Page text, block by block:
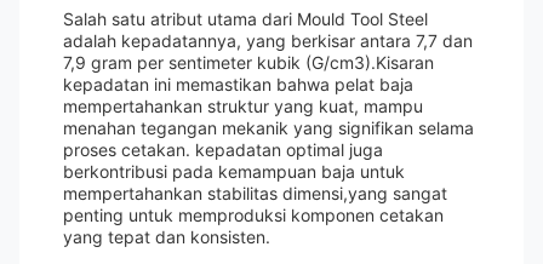
Salah satu atribut utama dari Mould Tool Steel
adalah kepadatannya, yang berkisar antara 7,7 dan
7,9 gram per sentimeter kubik (G/cm3).Kisaran
kepadatan ini memastikan bahwa pelat baja
mempertahankan struktur yang kuat, mampu
menahan tegangan mekanik yang signifikan selama
proses cetakan. kepadatan optimal juga
berkontribusi pada kemampuan baja untuk
mempertahankan stabilitas dimensi,yang sangat
penting untuk memproduksi komponen cetakan
yang tepat dan konsisten.